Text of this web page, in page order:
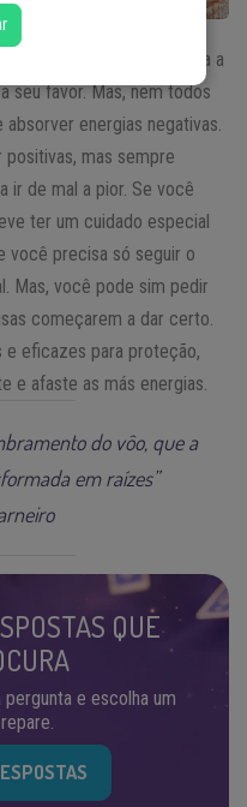
na vida e parece que toda a
seu favor. Mas, nem todos
energias negativas.
mas sempre
ir de mal a pior. Se você
ter um cuidado especial
você precisa só seguir o
Mas, você pode sim pedir
começarem a dar certo.
eficazes para proteção,
e afaste as más energias.
do vôo, que a
em raízes”
QUE
e escolha um